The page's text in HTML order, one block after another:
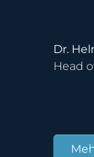
Dr. Helmut
Head of the
Mehr